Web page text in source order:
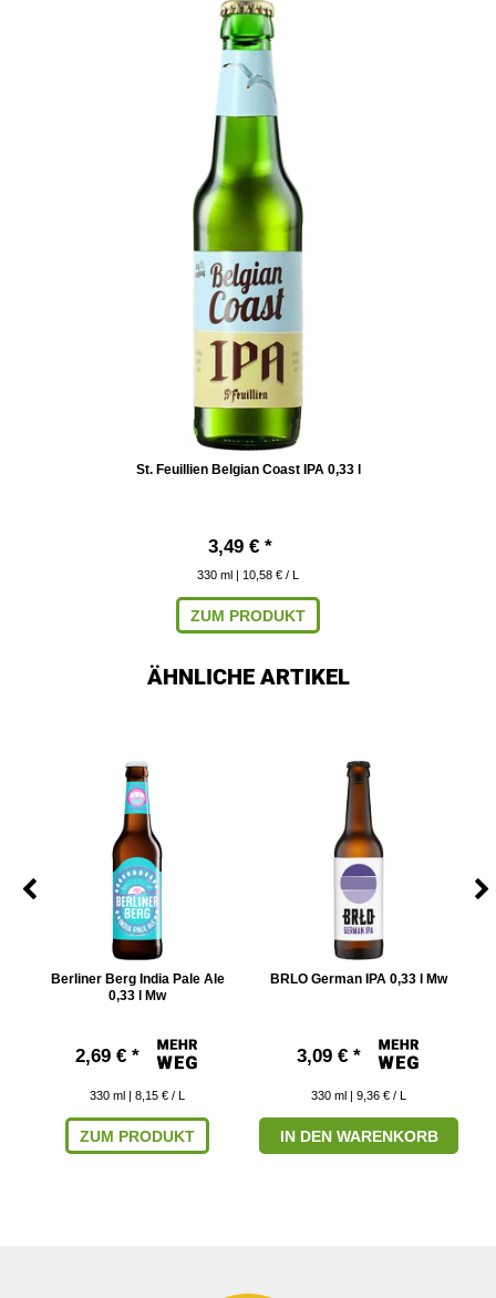
St. Feuillien Belgian Coast IPA 0,33 l
3,49 € *
330 ml | 10,58 € / L
ZUM PRODUKT
ÄHNLICHE ARTIKEL
Berliner Berg India Pale Ale
0,33 l Mw
2,69 € *
330 ml | 8,15 € / L
ZUM PRODUKT
BRLO German IPA 0,33 l Mw
3,09 € *
330 ml | 9,36 € / L
IN DEN WARENKORB